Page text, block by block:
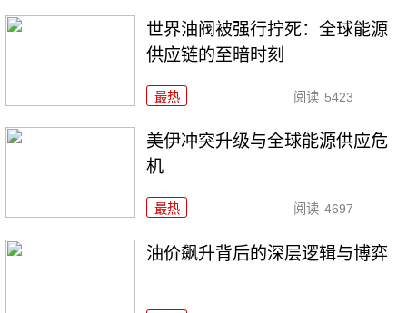
世界油阀被强行拧死：全球能源
供应链的至暗时刻
最热 阅读 5423
美伊冲突升级与全球能源供应危
机
最热 阅读 4697
油价飙升背后的深层逻辑与博弈